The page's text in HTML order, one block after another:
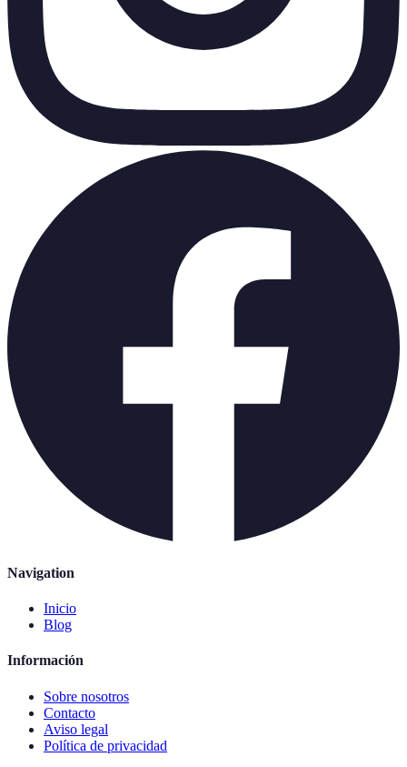
Navigation
Inicio
Blog
Información
Sobre nosotros
Contacto
Aviso legal
Política de privacidad